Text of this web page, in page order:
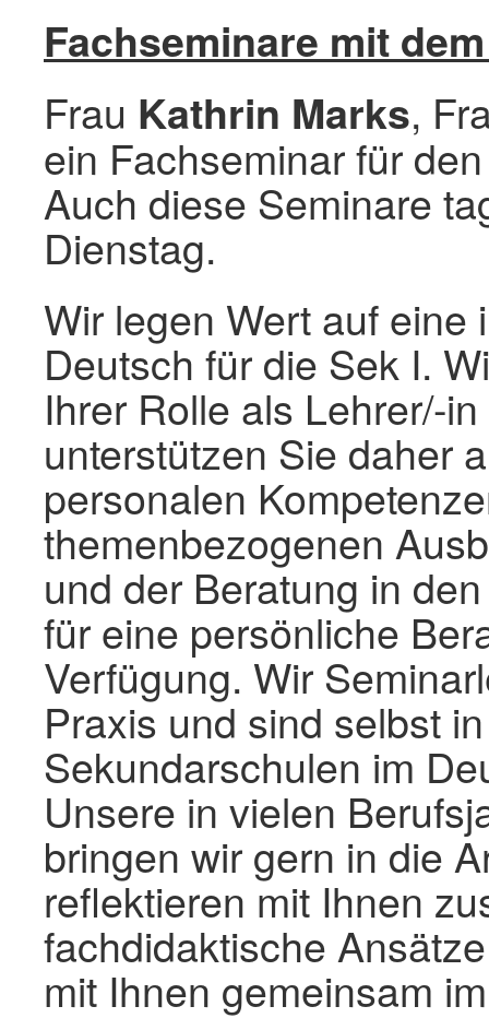
Fachseminare mit
Frau Kathrin Marks,
ein Fachseminar für
Auch diese Seminare
Dienstag.
Wir legen Wert auf
Deutsch für die Sek I.
Ihrer Rolle als Lehrer/-
unterstützen Sie daher
personalen
themenbezogenen
und der Beratung in
für eine persönliche
Verfügung. Wir
Praxis und sind selbst
Sekundarschulen im
Unsere in vielen
bringen wir gern in die
reflektieren mit Ihnen
fachdidaktische
mit Ihnen gemeinsam